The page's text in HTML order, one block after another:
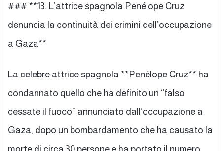
### **13. L’attrice spagnola Penélope Cruz
denuncia la continuità dei crimini dell’occupazione
a Gaza**
La celebre attrice spagnola **Penélope Cruz** ha
condannato quello che ha definito un “falso
cessate il fuoco” annunciato dall’occupazione a
Gaza, dopo un bombardamento che ha causato la
morte di circa 30 persone e ha portato il numero